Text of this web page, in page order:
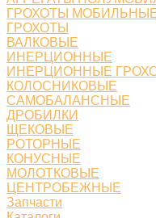
ГРОХОТЫ
ГРОХОТЫ
ВАЛКОВЫЕ
ИНЕРЦИОННЫЕ
ИНЕРЦИОННЫЕ
КОЛОСНИКОВЫЕ
САМОБАЛАНСНЫЕ
ДРОБИЛКИ
ЩЕКОВЫЕ
РОТОРНЫЕ
КОНУСНЫЕ
МОЛОТКОВЫЕ
ЦЕНТРОБЕЖНЫЕ
Запчасти